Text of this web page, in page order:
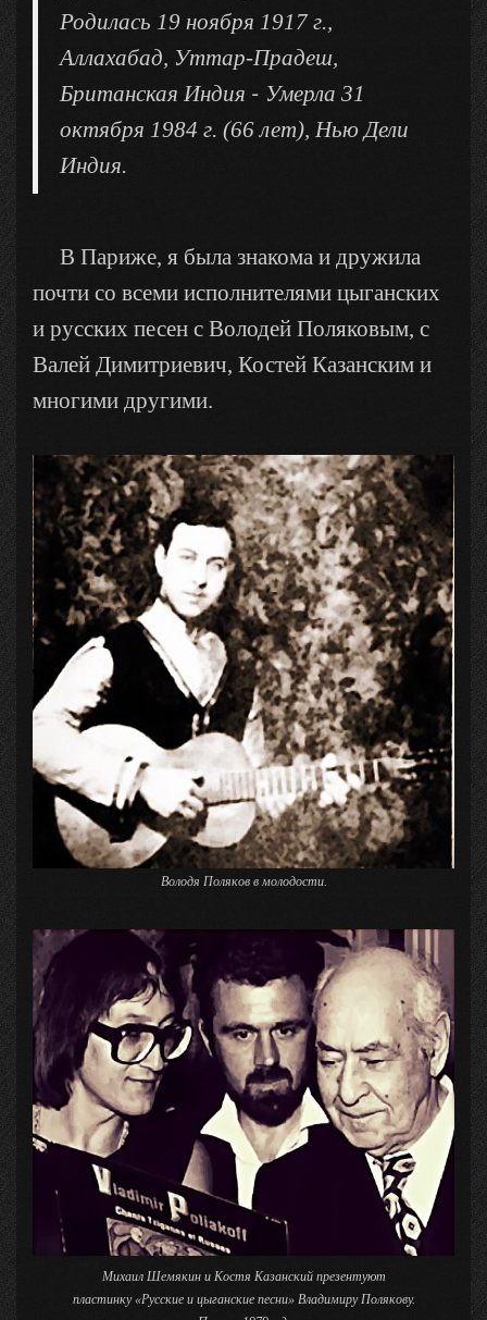
Родилась 19 ноября 1917 г.,
Аллахабад, Уттар-Прадеш,
Британская Индия - Умерла 31
октября 1984 г. (66 лет), Нью Дели
Индия.
В Париже, я была знакома и дружила
почти со всеми исполнителями цыганских
и русских песен с Володей Поляковым, с
Валей Димитриевич, Костей Казанским и
многими другими.
Володя Поляков в молодости.
Михаил Шемякин и Костя Казанский презентуют
пластинку «Русские и цыганские песни» Владимиру Полякову.